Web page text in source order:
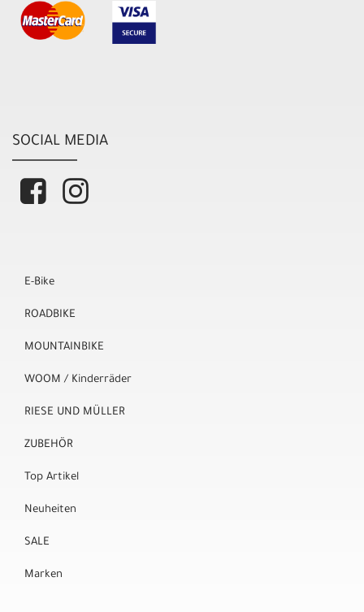
SOCIAL MEDIA
E-Bike
ROADBIKE
MOUNTAINBIKE
WOOM / Kinderräder
RIESE UND MÜLLER
ZUBEHÖR
Top Artikel
Neuheiten
SALE
Marken